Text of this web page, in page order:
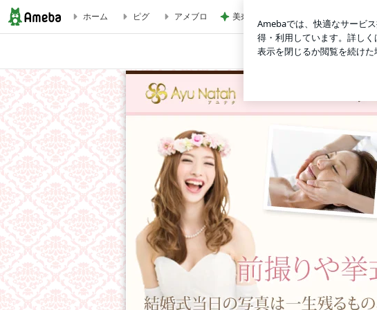
軽井沢・佐久市で挙式ならアユナタでブライダルエステのブログ
HOME
ホーム ピグ アメブロ 美奈代の夫 姉妹達に癒される奥さま